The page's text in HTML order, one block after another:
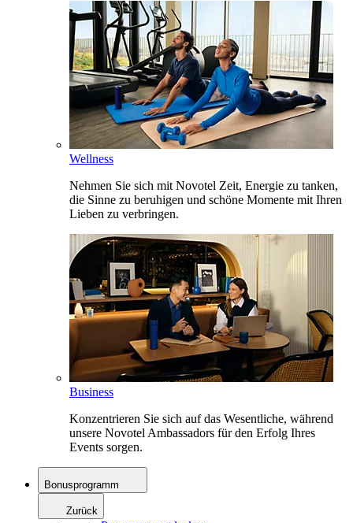
Wellness
Nehmen Sie sich mit Novotel Zeit, Energie zu tanken,
die Sinne zu beruhigen und schöne Momente mit Ihren
Lieben zu verbringen.
Business
Konzentrieren Sie sich auf das Wesentliche, während
unsere Novotel Ambassadors für den Erfolg Ihres
Events sorgen.
Bonusprogramm
Zurück